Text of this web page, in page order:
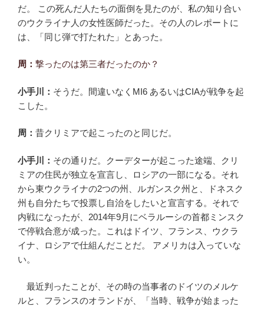
だ。 この死んだ人たちの面倒を見たのが、私の知り合い
のウクライナ人の女性医師だった。その人のレポートに
は、「同じ弾で打たれた」とあった。
周： 撃ったのは第三者だったのか？
小手川： そうだ。間違いなくMI6 あるいはCIAが戦争を起
こした。
周： 昔クリミアで起こったのと同じだ。
小手川： その通りだ。クーデターが起こった途端、クリ
ミアの住民が独立を宣言し、ロシアの一部になる。それ
から東ウクライナの2つの州、ルガンスク州と、ドネスク
州も自分たちで投票し自治をしたいと宣言する。それで
内戦になったが、2014年9月にベラルーシの首都ミンスク
で停戦合意が成った。これはドイツ、フランス、ウクラ
イナ、ロシアで仕組んだことだ。 アメリカは入っていな
い。
最近判ったことが、その時の当事者のドイツのメルケ
ルと、フランスのオランドが、「当時、戦争が始まった